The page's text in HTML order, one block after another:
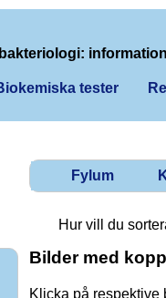
tester
Fylum
Hur vill du
Bilder med
Klicka på respektive